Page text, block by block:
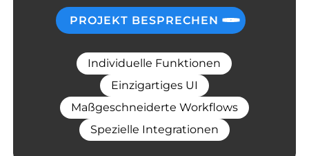
PROJEKT BESPRECHEN
Individuelle Funktionen
Einzigartiges UI
Maßgeschneiderte Workflows
Spezielle Integrationen